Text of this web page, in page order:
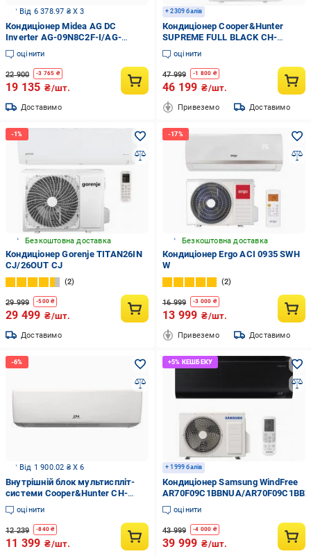
Від 6 378.97 ₴ X 3
Кондиціонер Midea AG DC
Inverter AG-09N8C2F-I/AG-
09N8C2F-O (22905032)
оцінити
22 900 -3 765 ₴
19 135 ₴/шт.
Доставимо
+ 2309 балів
Кондиціонер Cooper&Hunter
SUPREME FULL BLACK CH-
S09FTXAM2S-FB
оцінити
47 999 -1 800 ₴
46 199 ₴/шт.
Привеземо Доставимо
Безкоштовна доставка
Кондиціонер Gorenje TITAN26IN
CJ/26OUT CJ
2
29 999 -500 ₴
29 499 ₴/шт.
Доставимо
Безкоштовна доставка
Кондиціонер Ergo ACI 0935 SWН
W
2
16 999 -3 000 ₴
13 999 ₴/шт.
Привеземо Доставимо
Від 1 900.02 ₴ X 6
Внутрішній блок мультиспліт-
системи Cooper&Hunter CH-
S09FTXF2-NG(I) Indoor unit
оцінити
12 239 -840 ₴
11 399 ₴/шт.
+ 1999 балів
Кондиціонер Samsung WindFree
AR70F09C1BBNUA/
оцінити
43 999 -4 000 ₴
39 999 ₴/шт.